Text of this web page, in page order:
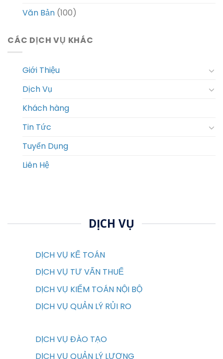
Văn Bản (100)
CÁC DỊCH VỤ KHÁC
Giới Thiệu
Dịch Vụ
Khách hàng
Tin Tức
Tuyển Dụng
Liên Hệ
DỊCH VỤ
DỊCH VỤ KẾ TOÁN
DỊCH VỤ TƯ VẤN THUẾ
DỊCH VỤ KIỂM TOÁN NỘI BỘ
DỊCH VỤ QUẢN LÝ RỦI RO
DỊCH VỤ ĐÀO TẠO
DỊCH VỤ QUẢN LÝ LƯƠNG